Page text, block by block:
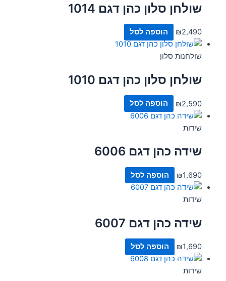
שולחן סלון כהן דגם 1014
₪2,490 הוספה לסל
שולחנות סלון
שולחן סלון כהן דגם 1010
₪2,590 הוספה לסל
שידות
שידה כהן דגם 6006
₪1,690 הוספה לסל
שידות
שידה כהן דגם 6007
₪1,690 הוספה לסל
שידות